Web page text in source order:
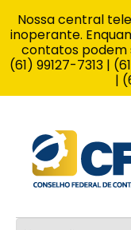
Nossa central
inoperante.
contatos podem
(61) 99127-7313 |
|